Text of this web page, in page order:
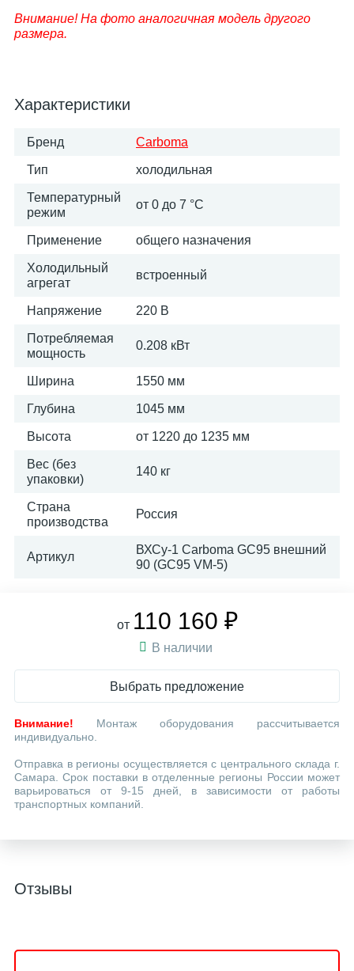
Внимание! На фото аналогичная модель другого
размера.
Характеристики
Бренд Carboma
Тип холодильная
Температурный
режим
от 0 до 7 °C
Применение общего назначения
Холодильный
агрегат
встроенный
Напряжение 220 В
Потребляемая
мощность
0.208 кВт
Ширина 1550 мм
Глубина 1045 мм
Высота от 1220 до 1235 мм
Вес (без
упаковки)
140 кг
Страна
производства
Россия
Артикул
ВХСу-1 Carboma GC95 внешний
90 (GC95 VM-5)
от 110 160 ₽
В наличии
Выбрать предложение
Внимание! Монтаж оборудования рассчитывается
индивидуально.
Отправка в регионы осуществляется с центрального склада г.
Самара. Срок поставки в отделенные регионы России может
варьироваться от 9-15 дней, в зависимости от работы
транспортных компаний.
Отзывы